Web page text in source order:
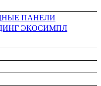
ПАНЕЛИ
ЭКОСИМПЛ